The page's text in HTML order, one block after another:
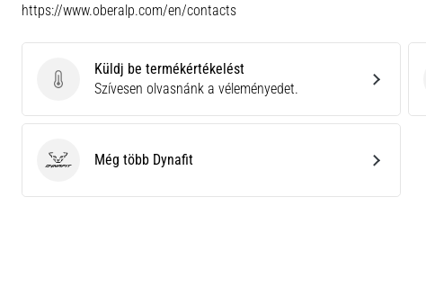
https://www.oberalp.com/en/contacts
Küldj be termékértékelést
Küldj be termékértékelést
Szívesen olvasnánk a véleményedet.
DynafitMég több Dynafit